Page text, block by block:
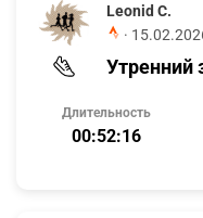
Leonid C.
·
Утренний
Длительность
00:52:16